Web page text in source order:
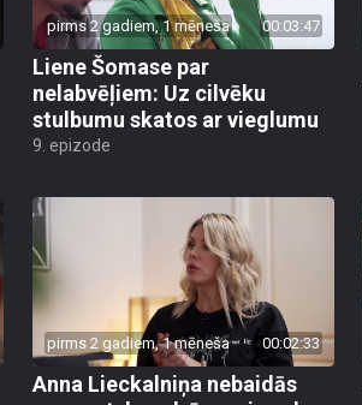
pirms 2 gadiem, 1 mēneša 00:03:47
Liene Šomase par
nelabvēļiem: Uz cilvēku
stulbumu skatos ar vieglumu
9. epizode
pirms 2 gadiem, 1 mēneša 00:02:33
Anna Lieckalniņa nebaidās